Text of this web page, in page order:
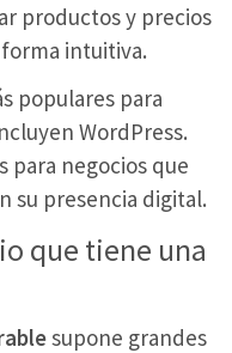
productos y precios
intuitiva.
populares para
WordPress.
para negocios que
su presencia digital.
que tiene una
supone grandes